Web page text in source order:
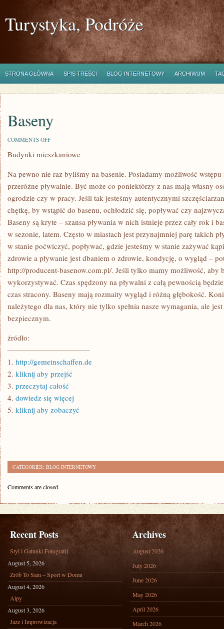
Turystyka, Podróże
STRONA GŁÓWNA SPIS TREŚCI BLOG INTERNETOWY ARCHIWUM
Baseny
COMMENTS OFFON
Budynki mieszkaniowe
Na pewno nie raz byliśmy na basenie. Posiadamy możliwość wstępu
przeróżne pływalnie. Być może co poniektórzy z nas mają własny
ogrodzie czy w pracy. Jeśli tak jesteśmy autentycznymi
chętkę, by wstąpić do basenu, ochłodzić się, popływać czy
Baseny są kryte – szansa pływania w nich istnieje przez cały rok i
w sezonie, latem. Często w miastach jest przynajmniej parę takich
w stanie poćwiczyć, popływać, gdzie jesteśmy w stanie zażywać
zdrowie a pływanie jest dbaniem o zdrowie, kondycję, o wygląd –
http://producent-basenow.com.pl/. Jeśli tylko mamy możliwość, aby
wykorzystywać. Czas spędzony na pływalni z całą pewnością
czas stracony. Baseny mają rozmaity wygląd i różną głębokość.
należytego dla nas, który nie tylko spełnia nasze wymagania, ale
bezpiecznym.
źródło:
———————————
1. http://gemeinschaffen.de
2. kliknij aby przejść
3. przeczytaj całość
4. dowiedz się więcej
5. kliknij aby zobaczyć
CATEGORIES: BLOG INTERNETOWY
Comments are closed.
Recent Posts
Styl i Gatunki Fotografii
August 5, 2026
Zrób To Sam – Sport w Domu
August 4, 2026
Alpy
August 3, 2026
Jazz i Improwizacja
Archives
August 2026
July 2026
June 2026
May 2026
April 2026
March 2026